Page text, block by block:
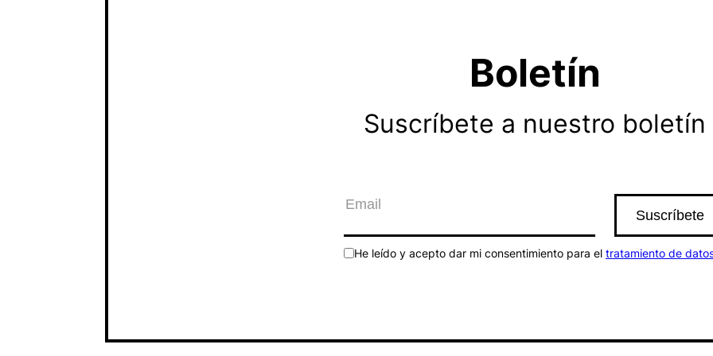
Boletín
Suscríbete a nuestro boletín
He leído y acepto dar mi consentimiento para el tratamiento de